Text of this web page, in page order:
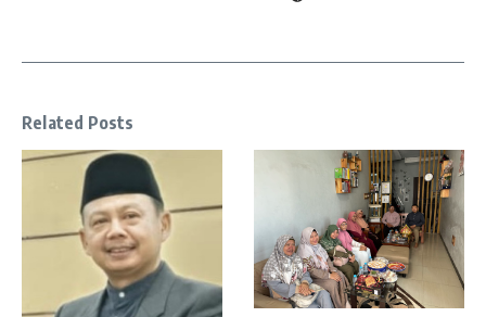
Related Posts